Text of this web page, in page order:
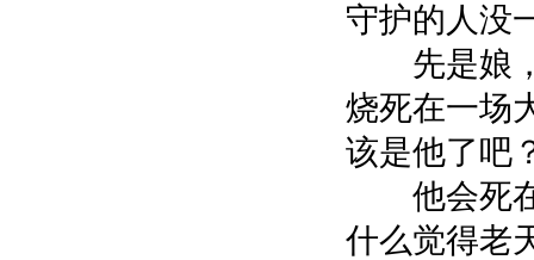
守护的人没
先是娘，
烧死在一场
该是他了吧
他会死在
什么觉得老